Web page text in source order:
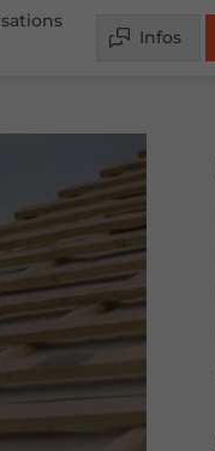
Infos